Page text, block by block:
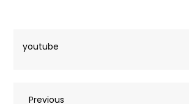
youtube
Previous
Previous